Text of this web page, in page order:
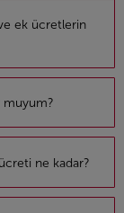
ek ücretlerin
muyum?
ne kadar?